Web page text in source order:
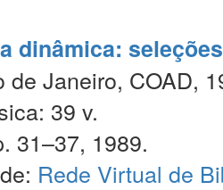
dinâmica:
de Janeiro, COAD,
39 v.
31–37, 1989.
Rede Virtual de